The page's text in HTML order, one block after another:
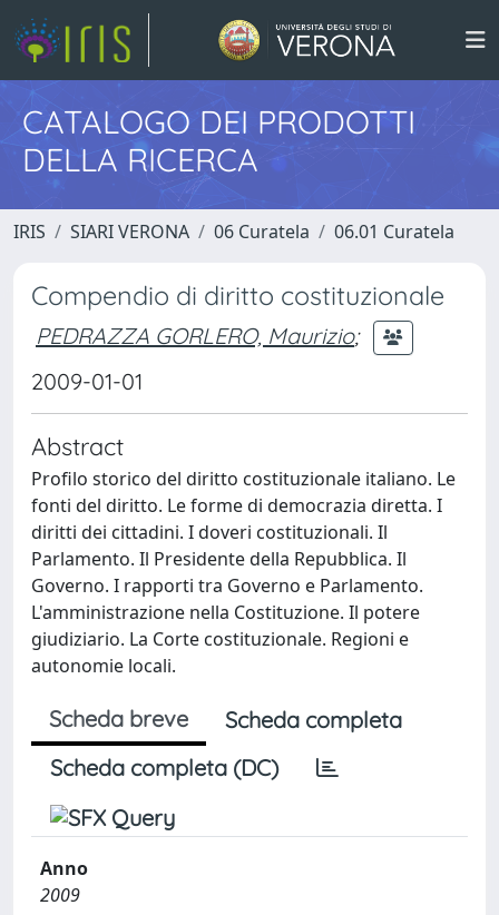
CATALOGO DEI PRODOTTI
DELLA RICERCA
IRIS SIARI VERONA 06 Curatela 06.01 Curatela
Compendio di diritto costituzionale
PEDRAZZA GORLERO, Maurizio;
2009-01-01
Abstract
Profilo storico del diritto costituzionale italiano. Le
fonti del diritto. Le forme di democrazia diretta. I
diritti dei cittadini. I doveri costituzionali. Il
Parlamento. Il Presidente della Repubblica. Il
Governo. I rapporti tra Governo e Parlamento.
L'amministrazione nella Costituzione. Il potere
giudiziario. La Corte costituzionale. Regioni e
autonomie locali.
Scheda breve
Scheda completa
Scheda completa (DC)
Anno
2009